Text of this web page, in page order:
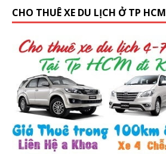
CHO THUÊ XE DU LỊCH Ở TP HCM